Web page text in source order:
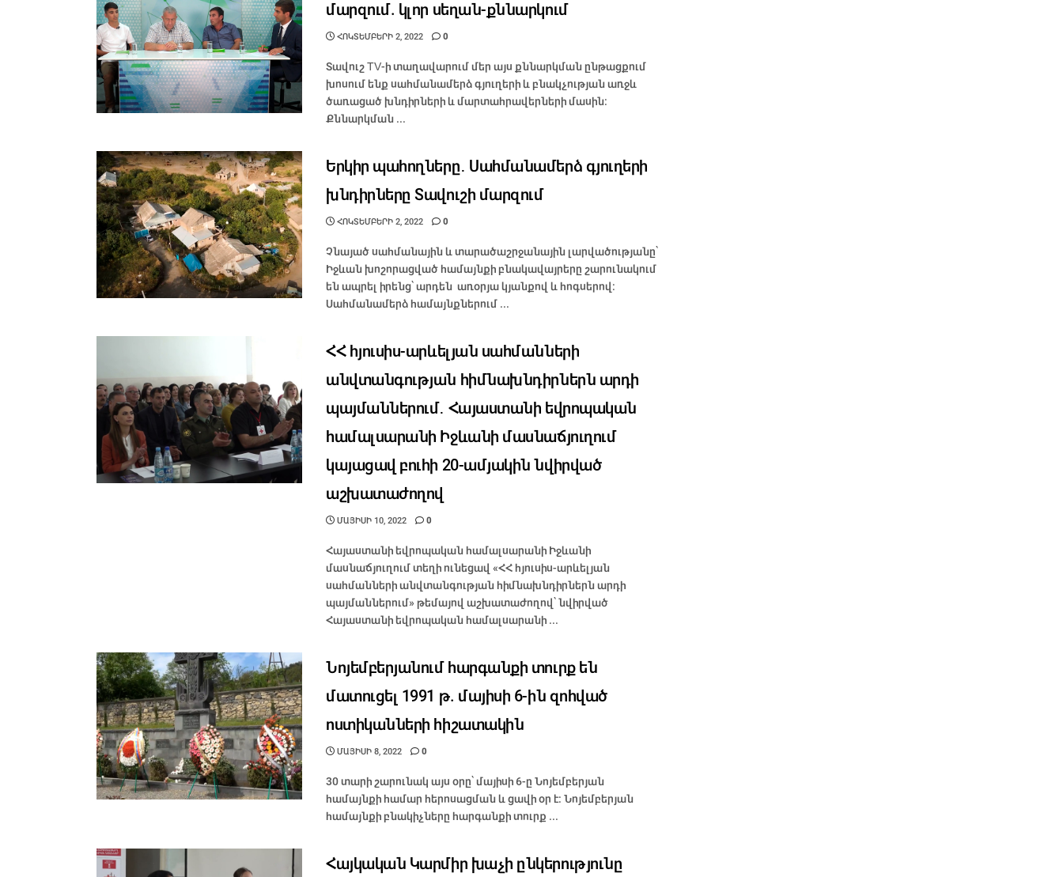
մարզում. կլոր սեղան-քննարկում
ՀՈԿՏԵՄԲԵՐԻ 2, 2022 0
Տավուշ TV-ի տաղավարում մեր այս քննարկման ընթացքում
խոսում ենք սահմանամերձ գյուղերի և բնակչության առջև
ծառացած խնդիրների և մարտահրավերների մասին:
Քննարկման ...
Երկիր պահողները․ Սահմանամերձ գյուղերի
խնդիրները Տավուշի մարզում
ՀՈԿՏԵՄԲԵՐԻ 2, 2022 0
Չնայած սահմանային և տարածաշրջանային լարվածությանը՝
Իջևան խոշորացված համայնքի բնակավայրերը շարունակում
են ապրել իրենց՝ արդեն առօրյա կյանքով և հոգսերով։
Սահմանամերձ համայնքներում ...
ՀՀ հյուսիս-արևելյան սահմանների
անվտանգության հիմնախնդիրներն արդի
պայմաններում․ Հայաստանի եվրոպական
համալսարանի Իջևանի մասնաճյուղում
կայացավ բուհի 20-ամյակին նվիրված
աշխատաժողով
ՄԱՅԻՍԻ 10, 2022 0
Հայաստանի եվրոպական համալսարանի Իջևանի
մասնաճյուղում տեղի ունեցավ «ՀՀ հյուսիս-արևելյան
սահմանների անվտանգության հիմնախնդիրներն արդի
պայմաններում» թեմայով աշխատաժողով՝ նվիրված
Հայաստանի եվրոպական համալսարանի ...
Նոյեմբերյանում հարգանքի տուրք են
մատուցել 1991 թ. մայիսի 6-ին զոհված
ոստիկանների հիշատակին
ՄԱՅԻՍԻ 8, 2022 0
30 տարի շարունակ այս օրը՝ մայիսի 6-ը Նոյեմբերյան
համայնքի համար հերոսացման և ցավի օր է: Նոյեմբերյան
համայնքի բնակիչները հարգանքի տուրք ...
Հայկական Կարմիր խաչի ընկերությունը